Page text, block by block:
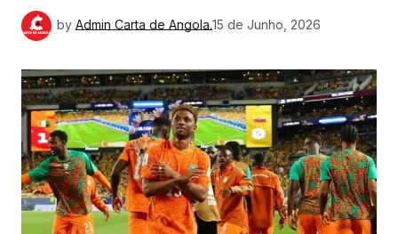
by Admin Carta de Angola.15 de Junho, 2026